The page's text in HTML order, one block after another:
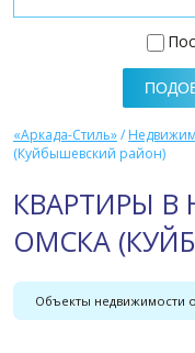
«Аркада-Стиль»/
(Куйбышевский район)
КВАРТИРЫ
ОМСКА
Объекты недвижимости